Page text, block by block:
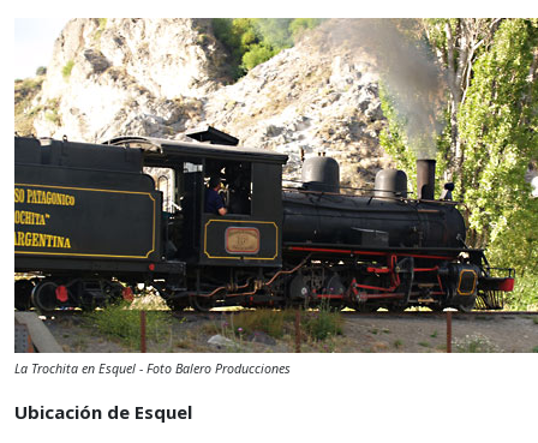
La Trochita en Esquel - Foto Balero Producciones
Ubicación de Esquel